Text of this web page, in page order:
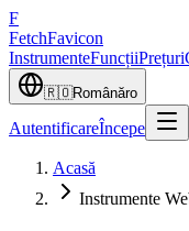
F
FetchFavicon
InstrumenteFuncțiiPrețuri
🇷🇴Românăro
AutentificareÎncepe
Acasă
Instrumente